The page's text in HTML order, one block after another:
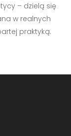
– dzielą się
w realnych
praktyką.